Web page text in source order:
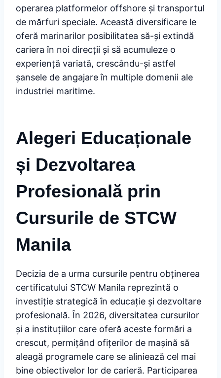
operarea platformelor offshore și transportul
de mărfuri speciale. Această diversificare le
oferă marinarilor posibilitatea să-și extindă
cariera în noi direcții și să acumuleze o
experiență variată, crescându-și astfel
șansele de angajare în multiple domenii ale
industriei maritime.
Alegeri Educaționale
și Dezvoltarea
Profesională prin
Cursurile de STCW
Manila
Decizia de a urma cursurile pentru obținerea
certificatului STCW Manila reprezintă o
investiție strategică în educație și dezvoltare
profesională. În 2026, diversitatea cursurilor
și a instituțiilor care oferă aceste formări a
crescut, permițând ofițerilor de mașină să
aleagă programele care se aliniează cel mai
bine obiectivelor lor de carieră. Participarea